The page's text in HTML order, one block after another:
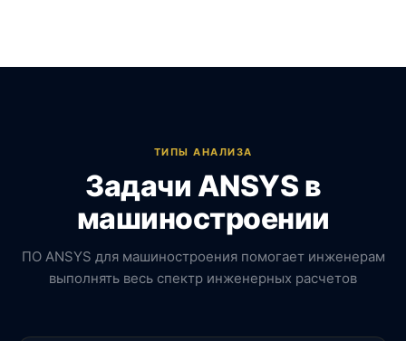
ТИПЫ АНАЛИЗА
Задачи ANSYS в
машиностроении
ПО ANSYS для машиностроения помогает инженерам
выполнять весь спектр инженерных расчетов